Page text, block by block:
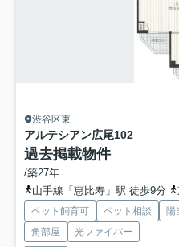
渋谷区東
アルテシアン広尾102
過去掲載物件
/築27年
山手線「恵比寿」駅 徒歩9分
ペット飼育可 ペット相談 陽
角部屋
光ファイバー